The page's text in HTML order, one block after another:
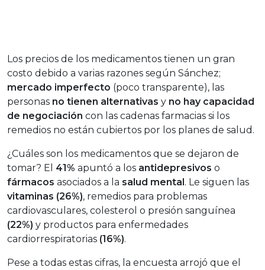
Los precios de los medicamentos tienen un gran
costo debido a varias razones según Sánchez;
mercado imperfecto (poco transparente), las
personas no tienen alternativas y no hay capacidad
de negociación con las cadenas farmacias si los
remedios no están cubiertos por los planes de salud.
¿Cuáles son los medicamentos que se dejaron de
tomar? El 41% apuntó a los antidepresivos o
fármacos asociados a la salud mental. Le siguen las
vitaminas (26%), remedios para problemas
cardiovasculares, colesterol o presión sanguínea
(22%) y productos para enfermedades
cardiorrespiratorias (16%).
Pese a todas estas cifras, la encuesta arrojó que el